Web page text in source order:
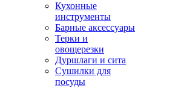
Кухонные
инструменты
Барные аксессуары
Терки и
овощерезки
Дуршлаги и сита
Сушилки для
посуды